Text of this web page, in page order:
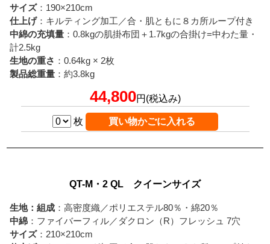
サイズ：190×210cm
仕上げ：キルティング加工／合・肌ともに８カ所ループ付き
中綿の充填量 ：0.8kgの肌掛布団＋1.7kgの合掛け=中わた量・
計2.5kg
生地の重さ ：0.64kg × 2枚
製品総重量 ：約3.8kg
44,800円(税込み)
枚
QT-M・2 QL クイーンサイズ
生地：組成 ：高密度織／ポリエステル80％・綿20％
中綿 ：ファイバーフィル／ダクロン（R）フレッシュ 7穴
サイズ：210×210cm